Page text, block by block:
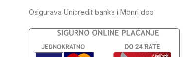
Osigurava Unicredit banka i Monri doo